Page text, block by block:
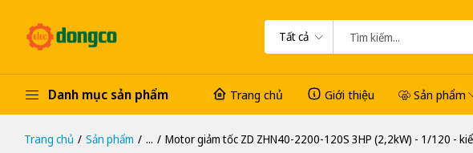
Tất cả
Danh mục sản phẩm Trang chủ Giới thiệu Sản phẩm
Trang chủ Sản phẩm ... Motor giảm tốc ZD ZHN40-2200-120S 3HP (2,2kW) - 1/120 -